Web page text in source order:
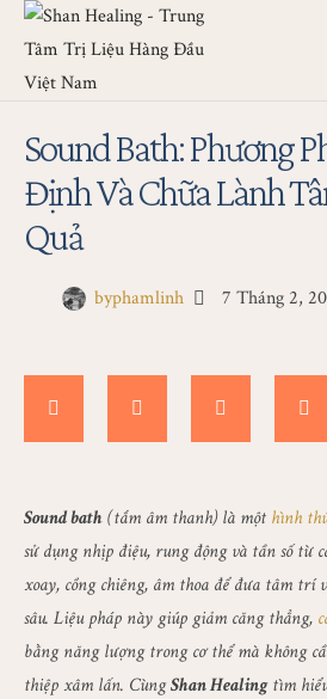
Sound Bath: Phương
Định Và Chữa Lành
Quả
byphamlinh 7 Tháng 2,
Sound bath(tắm âm thanh) là một hình
sử dụng nhịp điệu, rung động và tần số từ
xoay, cồng chiêng, âm thoa để đưa tâm
sâu. Liệu pháp này giúp giảm căng thẳng,
bằng năng lượng trong cơ thể mà không
thiệp xâm lấn. CùngShan Healingtìm